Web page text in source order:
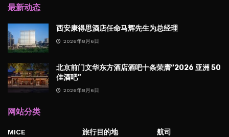
最新动态
西安康得思酒店任命马辉先生为总经理
2026年8月6日
北京前门文华东方酒店酒吧十条荣膺“2026 亚洲 50
佳酒吧”
2026年8月6日
网站分类
MICE
旅行目的地
航司